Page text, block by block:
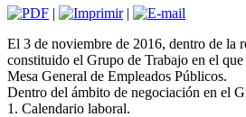
|
|
El 3 de noviembre de 2016, dentro de la
constituido el Grupo de Trabajo en el
Mesa General de Empleados Públicos.
Dentro del ámbito de negociación en el
1. Calendario laboral.